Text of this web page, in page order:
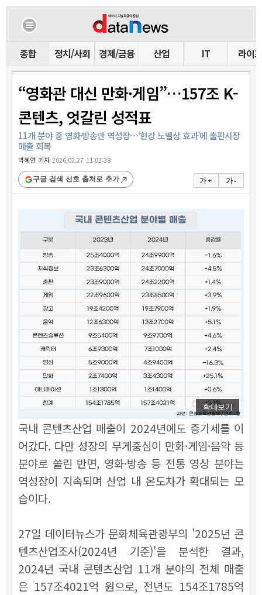
종합 정치/사회 경제/금융 산업 IT 라이프
“영화관 대신 만화·게임”…157조 K-
콘텐츠, 엇갈린 성적표
11개 분야 중 영화·방송만 역성장…‘한강 노벨상 효과’에 출판시장
매출 회복
박혜연 기자2026.02.27 11:02:38
가 + 가 -
구글 검색 선호 출처로 추가
확대보기
국내 콘텐츠산업 매출이 2024년에도 증가세를 이
어갔다. 다만 성장의 무게중심이 만화·게임·음악 등
분야로 쏠린 반면, 영화·방송 등 전통 영상 분야는
역성장이 지속되며 산업 내 온도차가 확대되는 모
습이다.
27일 데이터뉴스가 문화체육관광부의 '2025년 콘
텐츠산업조사(2024년 기준)'을 분석한 결과,
2024년 국내 콘텐츠산업 11개 분야의 전체 매출
은 157조4021억 원으로, 전년도 154조1785억